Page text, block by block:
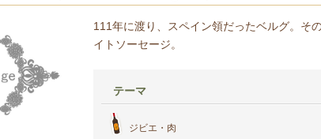
111年に渡り、スペイン領だったベルグ。そ
イトソーセージ。
テーマ
ジビエ・肉